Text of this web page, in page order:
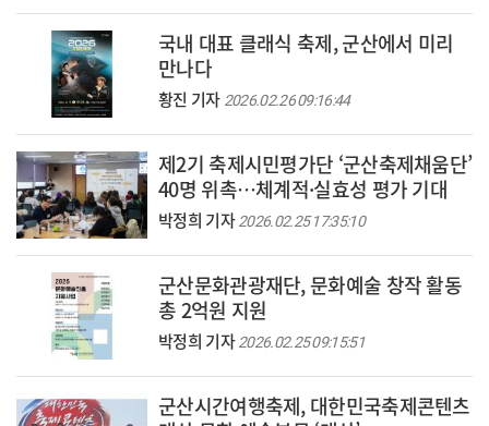
국내 대표 클래식 축제, 군산에서 미리
만나다
황진 기자 2026.02.26 09:16:44
제2기 축제시민평가단 ‘군산축제채움단’
40명 위촉…체계적·실효성 평가 기대
박정희 기자2026.02.25 17:35:10
군산문화관광재단, 문화예술 창작 활동
총 2억원 지원
박정희 기자2026.02.25 09:15:51
군산시간여행축제, 대한민국축제콘텐츠